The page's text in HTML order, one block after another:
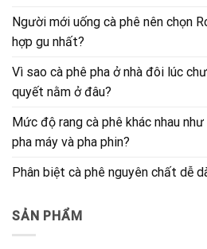
Người mới uống cà phê nên chọn
hợp gu nhất?
Vì sao cà phê pha ở nhà đôi lúc
quyết nằm ở đâu?
Mức độ rang cà phê khác nhau
pha máy và pha phin?
Phân biệt cà phê nguyên chất dễ
SẢN PHẨM